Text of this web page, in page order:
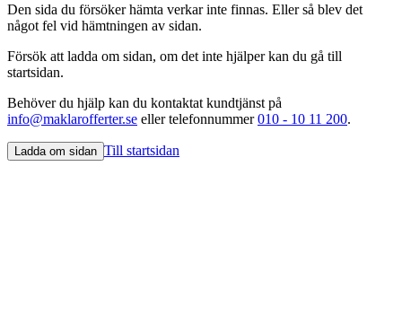
Den sida du försöker hämta verkar inte finnas. Eller så blev det
något fel vid hämtningen av sidan.
Försök att ladda om sidan, om det inte hjälper kan du gå till
startsidan.
Behöver du hjälp kan du kontaktat kundtjänst på
info@maklarofferter.se eller telefonnummer010 - 10 11 200.
Ladda om sidan Till startsidan